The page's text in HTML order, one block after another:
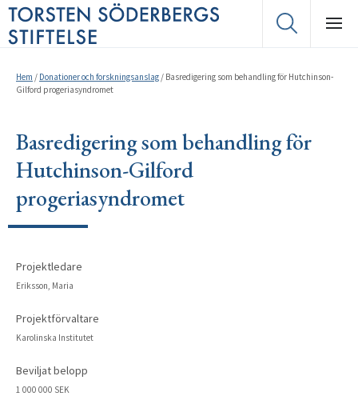
Hem / Donationer och forskningsanslag / Basredigering som behandling för Hutchinson-
Gilford progeriasyndromet
Basredigering som behandling för
Hutchinson-Gilford
progeriasyndromet
Projektledare
Eriksson, Maria
Projektförvaltare
Karolinska Institutet
Beviljat belopp
1 000 000 SEK